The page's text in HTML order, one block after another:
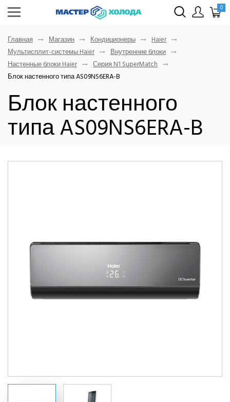
0
Главная Магазин Кондиционеры
Haier
Мультисплит-системы Haier
Внутренние блоки
Настенные блоки Haier
Серия N1 SuperMatch
Блок настенного типа AS09NS6ERA-B
Блок настенного
типа AS09NS6ERA-B